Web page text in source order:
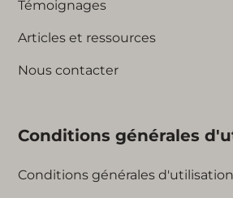
Témoignages
Articles et ressources
Nous contacter
Conditions générales
Conditions générales d'utilisation